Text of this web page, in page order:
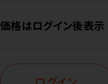
価格はログイン後表示